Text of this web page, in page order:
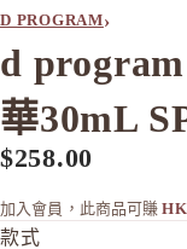
D PROGRAM›
d
華30mL
$258.00
加入會員，此商品可賺
款式